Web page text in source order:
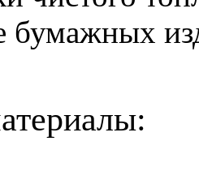
бумажных